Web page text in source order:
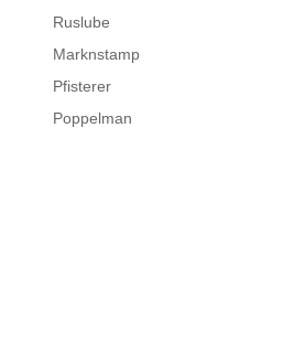
Ruslube
Marknstamp
Pfisterer
Poppelman